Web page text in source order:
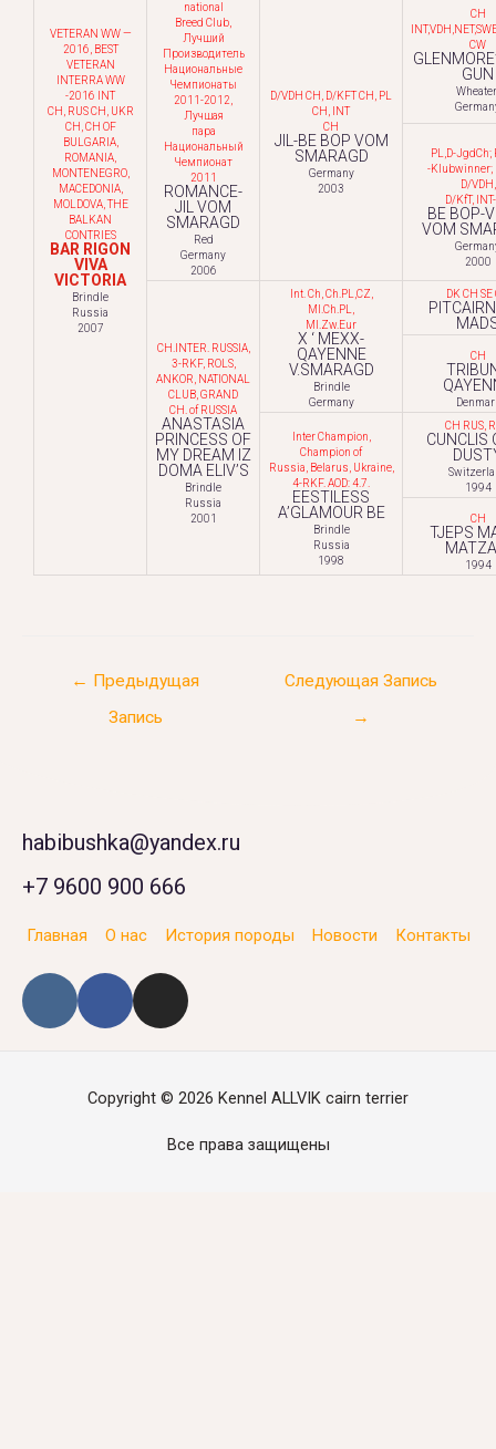
VETERAN WW —
2016, BEST
VETERAN
INTERRA WW
-2016 INT
CH, RUS CH, UKR
CH, CH OF
BULGARIA,
ROMANIA,
MONTENEGRO,
MACEDONIA,
MOLDOVA, THE
BALKAN
CONTRIES
BAR RIGON
VIVA
VICTORIA
Brindle
Russia
2007
national
Breed Club,
Лучший
Производитель
Национальные
Чемпионаты
2011-2012,
Лучшая
пара
Национальный
Чемпионат
2011
ROMANCE-
JIL VOM
SMARAGD
Red
Germany
2006
D/VDH CH, D/KFT CH, PL
CH, INT
CH
JIL-BE BOP VOM
SMARAGD
Germany
2003
CH
CW
GUN
PL,D-JgdCh;
-Klubwinner;
D/VDH,
D/KfT,
BE BOP-
VOM
2000
CH.INTER. RUSSIA,
3-RKF, ROLS,
ANKOR, NATIONAL
CLUB, GRAND
CH. of RUSSIA
ANASTASIA
PRINCESS OF
MY DREAM IZ
DOMA ELIV’S
Brindle
Russia
2001
Int. Ch, Ch.PL,CZ,
Ml.Ch.PL,
Ml.Zw.Eur
X ‘ MEXX-
QAYENNE
V.SMARAGD
Brindle
Germany
DK CH SE
CH
Inter Champion,
Champion of
Russia, Belarus, Ukraine,
4-RKF. АОD: 4.7.
EESTILESS
A’GLAMOUR BE
Brindle
Russia
1998
CH RUS,
CUNCLIS
1994
CH
TJEPS
1994
← Предыдущая
Запись
Следующая Запись
→
habibushka@yandex.ru
+7 9600 900 666
Главная О нас История породы Новости Контакты
Copyright © 2026 Kennel ALLVIK cairn terrier
Все права защищены